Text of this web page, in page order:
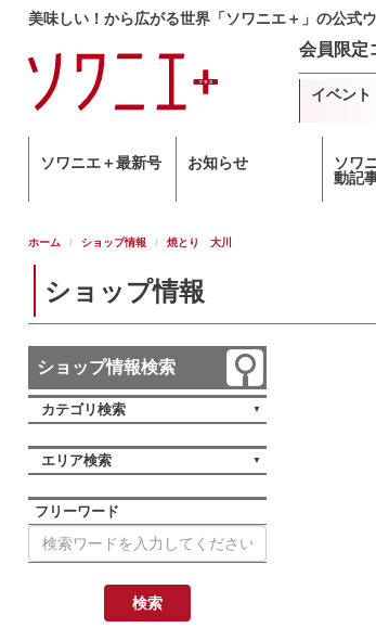
美味しい！から広がる世界「ソワニエ＋」の公式
会員限定
イベント
ソワニエ＋最新号 お知らせ
ソワ
動記
ホーム ショップ情報 焼とり 大川
ショップ情報
ショップ情報検索
カテゴリ検索
エリア検索
フリーワード